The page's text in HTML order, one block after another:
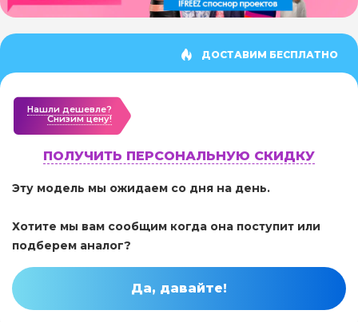
ДОСТАВИМ БЕСПЛАТНО
Нашли дешевле?
Cнизим цену!
ПОЛУЧИТЬ ПЕРСОНАЛЬНУЮ СКИДКУ
Эту модель мы ожидаем со дня на день.
Хотите мы вам сообщим когда она поступит или
подберем аналог?
Да, давайте!